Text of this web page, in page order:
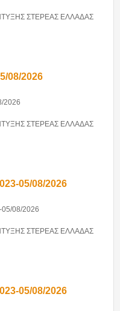
ΣΤΕΡΕΑΣ ΕΛΛΑΔΑΣ
08/2026
2026
ΣΤΕΡΕΑΣ ΕΛΛΑΔΑΣ
05/08/2026
08/2026
ΣΤΕΡΕΑΣ ΕΛΛΑΔΑΣ
05/08/2026